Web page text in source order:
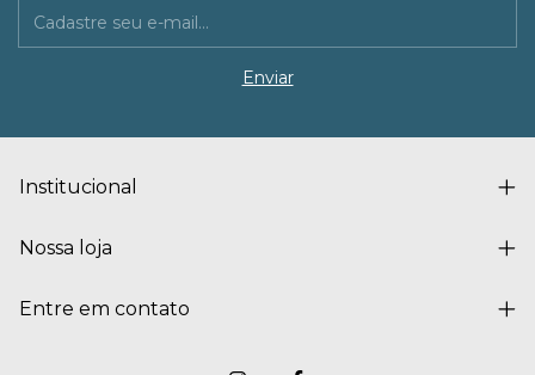
Institucional
Nossa loja
Entre em contato